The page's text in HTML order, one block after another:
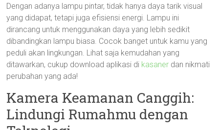
Dengan adanya lampu pintar, tidak hanya daya tarik visual
yang didapat, tetapi juga efisiensi energi. Lampu ini
dirancang untuk menggunakan daya yang lebih sedikit
dibandingkan lampu biasa. Cocok banget untuk kamu yang
peduli akan lingkungan. Lihat saja kemudahan yang
ditawarkan, cukup download aplikasi di kasaner dan nikmati
perubahan yang ada!
Kamera Keamanan Canggih:
Lindungi Rumahmu dengan